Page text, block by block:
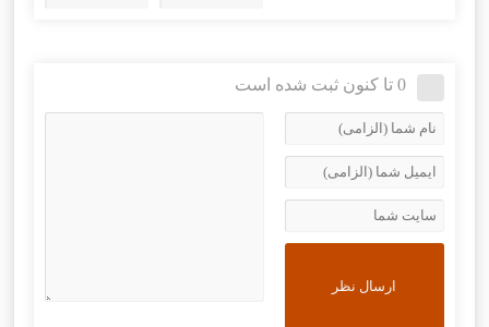
0 تا کنون ثبت شده است